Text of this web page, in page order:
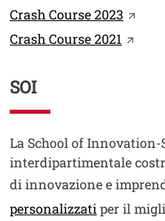
Crash Course 2023 Apri
Crash Course 2021 Apri
SOI
Testo
La School of
interdipartimentale
di innovazione e
personalizzati Apri il
per il